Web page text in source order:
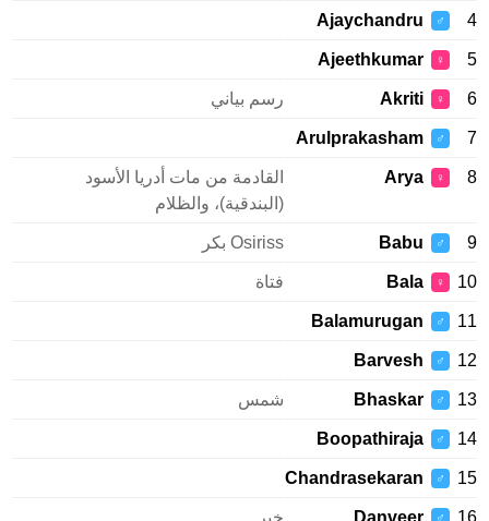
4
♂
Ajaychandru
5
♀
Ajeethkumar
6
♀
Akriti رسم بياني
7
♂
Arulprakasham
8
♀
Arya
القادمة من مات أدريا الأسود
(البندقية)، والظلام
9
♂
Babu Osiriss بكر
10
♀
Bala فتاة
11
♂
Balamurugan
12
♂
Barvesh
13
♂
Bhaskar شمس
14
♂
Boopathiraja
15
♂
Chandrasekaran
16
♂
Danveer خير